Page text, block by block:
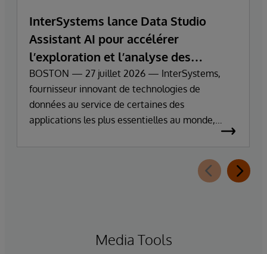
InterSystems lance Data Studio
Assistant AI pour accélérer
l’exploration et l’analyse des
données d’entreprise
BOSTON — 27 juillet 2026 — InterSystems,
fournisseur innovant de technologies de
données au service de certaines des
applications les plus essentielles au monde,
annonce aujourd’hui la disponibilité générale
nouvelle extension d’InterSystems Data Studio
alimentée par l’IA générative, qui aide les
Media Tools